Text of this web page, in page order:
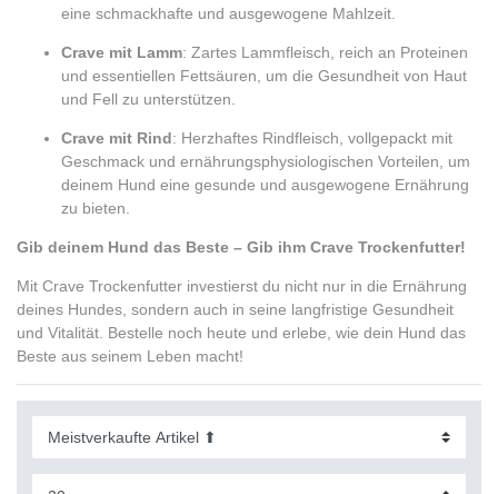
eine schmackhafte und ausgewogene Mahlzeit.
Crave mit Lamm: Zartes Lammfleisch, reich an Proteinen
und essentiellen Fettsäuren, um die Gesundheit von Haut
und Fell zu unterstützen.
Crave mit Rind: Herzhaftes Rindfleisch, vollgepackt mit
Geschmack und ernährungsphysiologischen Vorteilen, um
deinem Hund eine gesunde und ausgewogene Ernährung
zu bieten.
Gib deinem Hund das Beste – Gib ihm Crave Trockenfutter!
Mit Crave Trockenfutter investierst du nicht nur in die Ernährung
deines Hundes, sondern auch in seine langfristige Gesundheit
und Vitalität. Bestelle noch heute und erlebe, wie dein Hund das
Beste aus seinem Leben macht!